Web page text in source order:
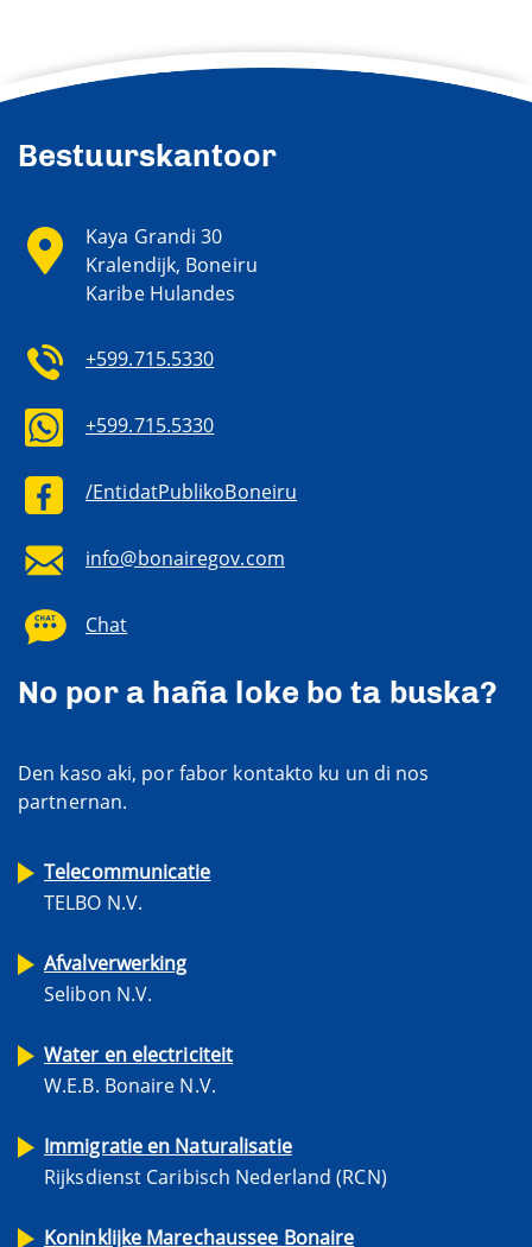
Bestuurskantoor
Kaya Grandi 30
Kralendijk, Boneiru
Karibe Hulandes
+599.715.5330
+599.715.5330
/EntidatPublikoBoneiru
info@bonairegov.com
Chat
No por a haña loke bo ta buska?
Den kaso aki, por fabor kontakto ku un di nos
partnernan.
Telecommunicatie
TELBO N.V.
Afvalverwerking
Selibon N.V.
Water en electriciteit
W.E.B. Bonaire N.V.
Immigratie en Naturalisatie
Rijksdienst Caribisch Nederland (RCN)
Koninklijke Marechaussee Bonaire